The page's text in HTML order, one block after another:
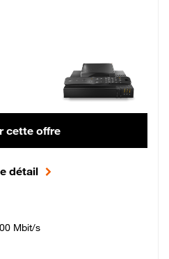
Lite Fibre
cette offre
détail
Mbit/s